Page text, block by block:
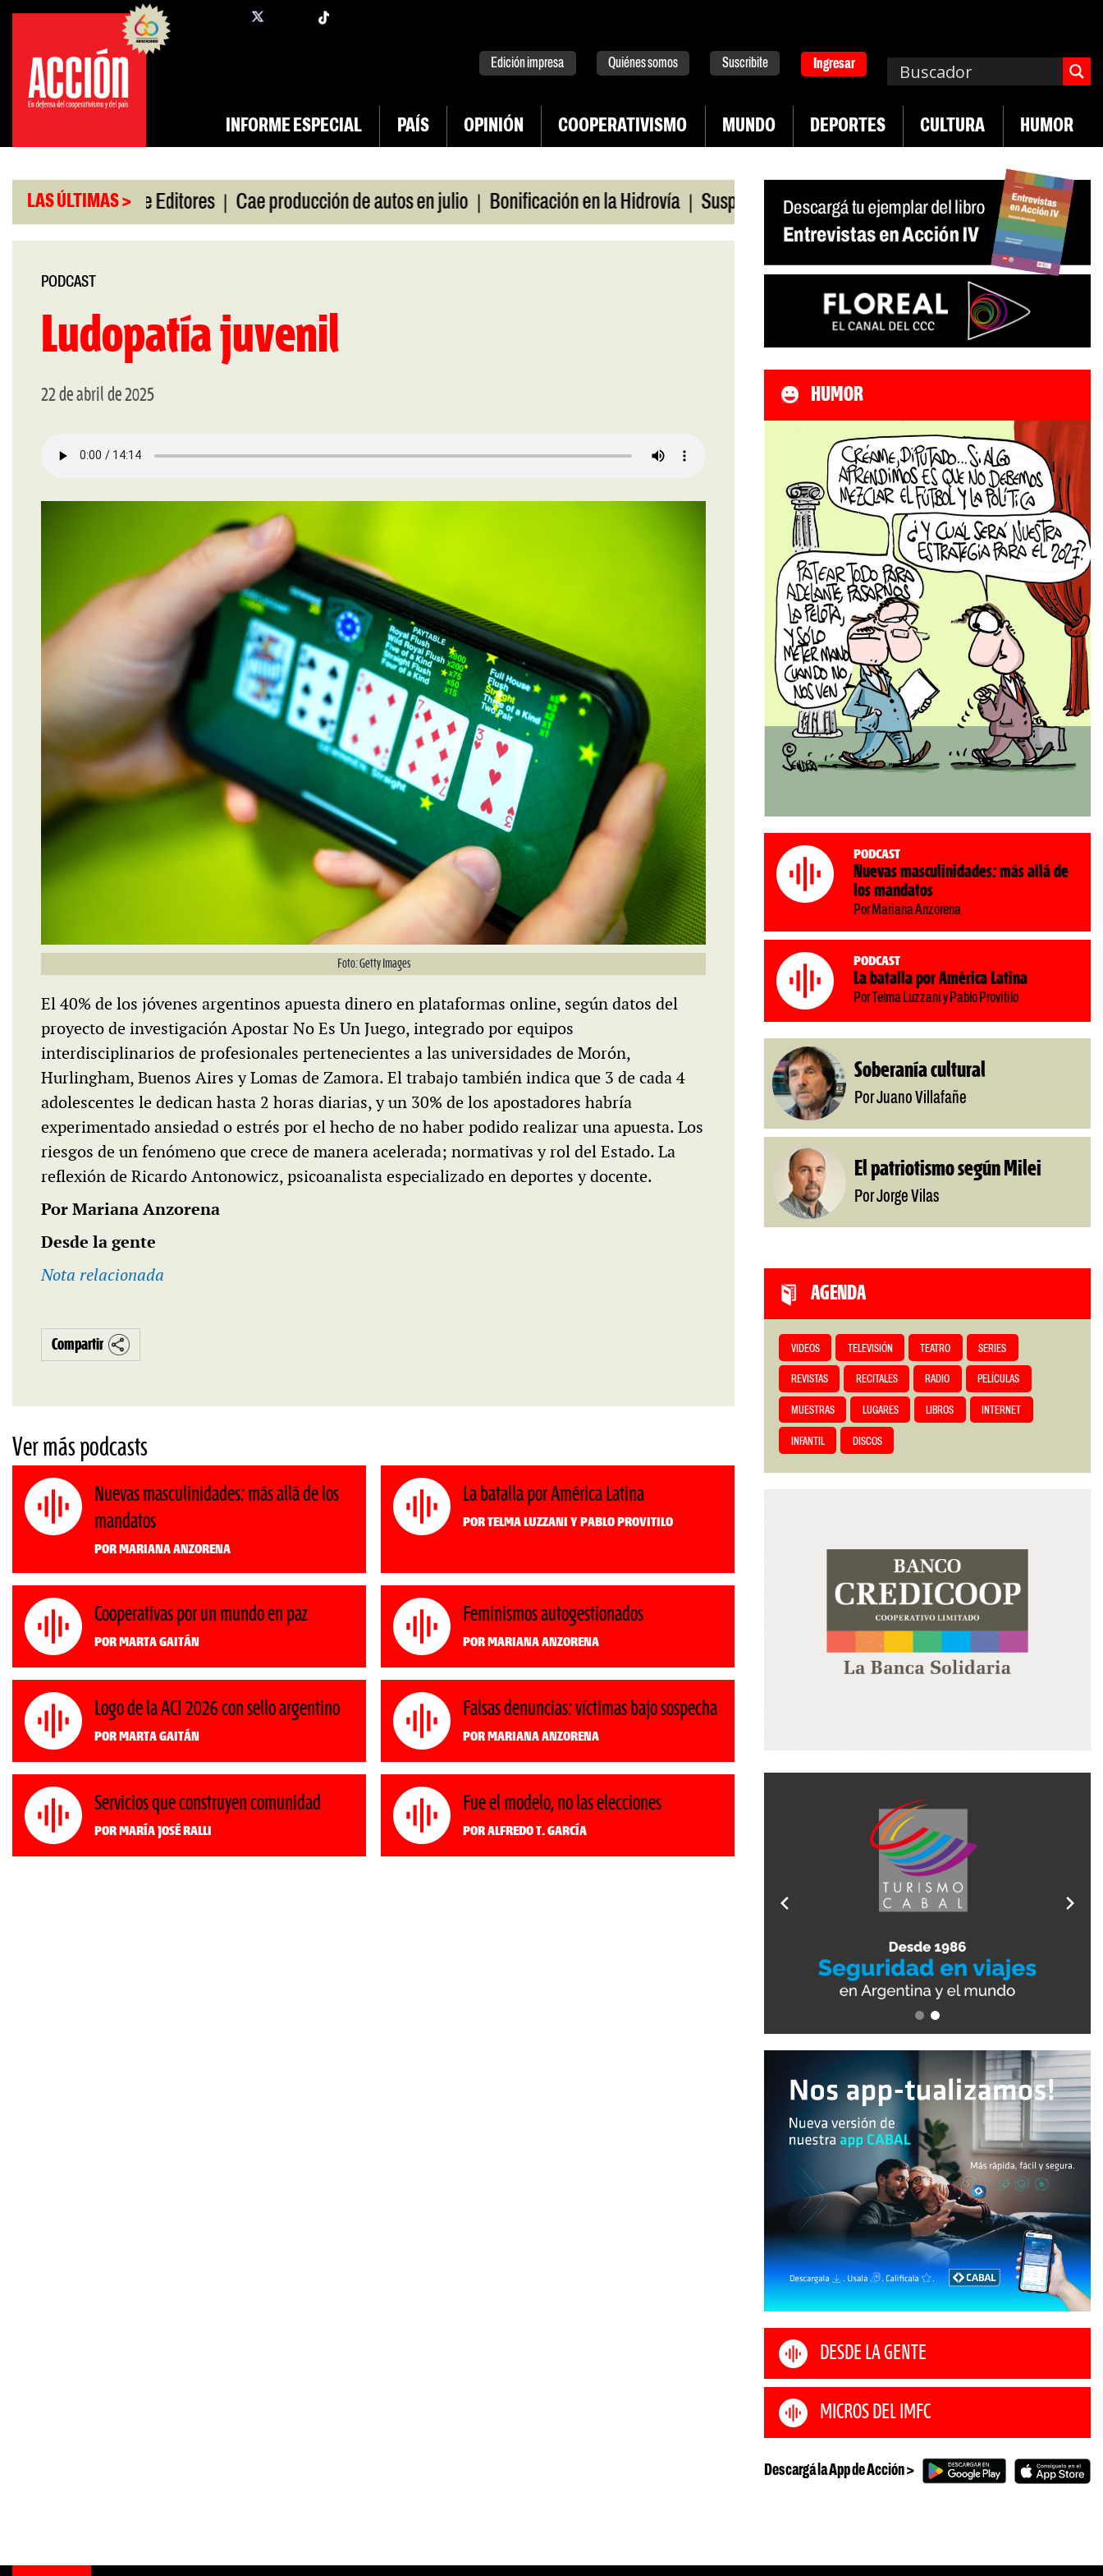
Saltar
contenido
facebook
Edición impresa Quiénes somos Suscribite Ingresar
INFORME ESPECIAL PAÍS OPINIÓN COOPERATIVISMO MUNDO DEPORTES CULTURA HUMOR
LAS ÚLTIMAS >
| Feria de Editores | Cae producción de autos en julio | Bonificación en la Hidrovía | Suspenden desregulación del practicaje | Denuncias por
PODCAST
Ludopatía juvenil
22 de abril de 2025
Foto: Getty Images
El 40% de los jóvenes argentinos apuesta dinero en plataformas online, según datos del
proyecto de investigación Apostar No Es Un Juego, integrado por equipos
interdisciplinarios de profesionales pertenecientes a las universidades de Morón,
Hurlingham, Buenos Aires y Lomas de Zamora. El trabajo también indica que 3 de cada 4
adolescentes le dedican hasta 2 horas diarias, y un 30% de los apostadores habría
experimentado ansiedad o estrés por el hecho de no haber podido realizar una apuesta. Los
riesgos de un fenómeno que crece de manera acelerada; normativas y rol del Estado. La
reflexión de Ricardo Antonowicz, psicoanalista especializado en deportes y docente.
Por Mariana Anzorena
Desde la gente
Nota relacionada
Compartir
Ver más podcasts
Nuevas masculinidades: más allá de los
mandatos
Por Mariana Anzorena
La batalla por América Latina
Por Telma Luzzani y Pablo Provitilo
Cooperativas por un mundo en paz
Por Marta Gaitán
Feminismos autogestionados
Por Mariana Anzorena
Logo de la ACI 2026 con sello argentino
Por Marta Gaitán
Falsas denuncias: víctimas bajo sospecha
Por Mariana Anzorena
Servicios que construyen comunidad
Por María José Ralli
Fue el modelo, no las elecciones
Por Alfredo T. García
HUMOR
Podcast
Nuevas masculinidades: más allá de
los mandatos
Por Mariana Anzorena
Podcast
La batalla por América Latina
Por Telma Luzzani y Pablo Provitilo
Soberanía cultural
Por Juano Villafañe
El patriotismo según Milei
Por Jorge Vilas
AGENDA
VIDEOS TELEVISIÓN TEATRO SERIES
REVISTAS RECITALES RADIO PELÍCULAS
MUESTRAS LUGARES LIBROS INTERNET
INFANTIL DISCOS
DESDE LA GENTE
MICROS DEL IMFC
Descargá la App de Acción >